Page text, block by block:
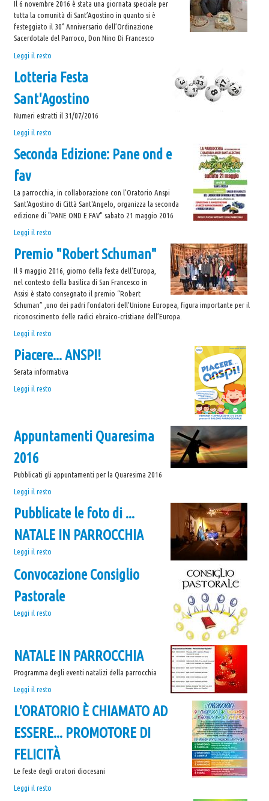
Il 6 novembre 2016 è stata una giornata speciale per
tutta la comunità di Sant’Agostino in quanto si è
festeggiato il 30° Anniversario dell’Ordinazione
Sacerdotale del Parroco, Don Nino Di Francesco
30°
Ordinazione
Don
Nino
Leggi il resto
Lotteria Festa
Sant'Agostino
Numeri estratti il 31/07/2016
Lotteria
Sant'Agostino
Leggi il resto
Seconda Edizione: Pane ond e
fav
La parrocchia, in collaborazione con l'Oratorio Anspi
Sant'Agostino di Città Sant'Angelo, organizza la seconda
edizione di "PANE OND E FAV" sabato 21 maggio 2016
Seconda
Pane
ond
Leggi il resto
Premio "Robert Schuman"
Il 9 maggio 2016, giorno della festa dell’Europa,
nel contesto della basilica di San Francesco in
Assisi è stato consegnato il premio “Robert
Schuman” ,uno dei padri fondatori dell’Unione Europea, figura importante per il
riconoscimento delle radici ebraico-cristiane dell’Europa.
Premio
Schuman"
Leggi il resto
Piacere... ANSPI!
Serata informativa
Piacere...
Leggi il resto
Appuntamenti Quaresima
2016
Pubblicati gli appuntamenti per la Quaresima 2016
Appuntamenti
2016
Leggi il resto
Pubblicate le foto di ...
NATALE IN PARROCCHIA
Pubblicate
foto
...
NATALE
Leggi il resto
Convocazione Consiglio
Pastorale
Convocazione
Leggi il resto
NATALE IN PARROCCHIA
Programma degli eventi natalizi della parrocchia
NATALE
PARROCCHIA
Leggi il resto
L'ORATORIO È CHIAMATO AD
ESSERE... PROMOTORE DI
FELICITÀ
Le feste degli oratori diocesani
L'ORATORIO
Leggi il resto